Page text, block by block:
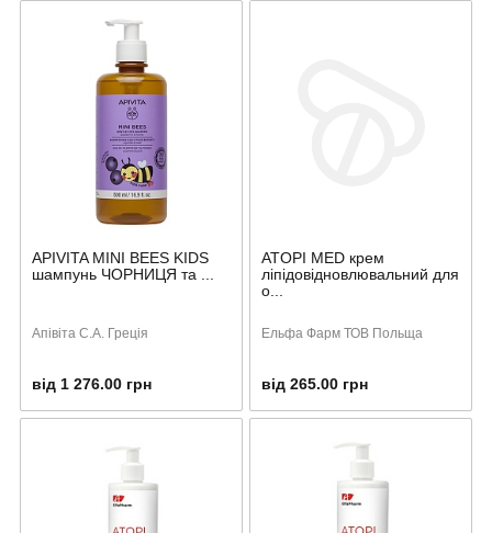
APIVITA MINI BEES KIDS
шампунь ЧОРНИЦЯ та ...
Апівіта С.А. Греція
від 1 276.00 грн
ATOPI MED крем
ліпідовідновлювальний для
о...
Ельфа Фарм ТОВ Польща
від 265.00 грн